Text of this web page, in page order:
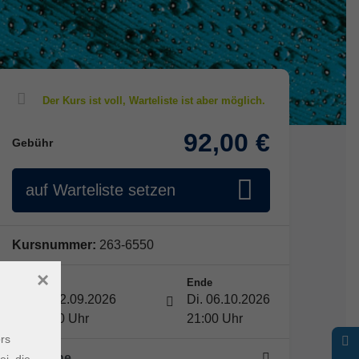
Gebühr 92,00 €
auf Warteliste setzen
Kursnummer: 263-6550
Start
Di. 22.09.2026
18:00 Uhr
Ende
Di. 06.10.2026
21:00 Uhr
×